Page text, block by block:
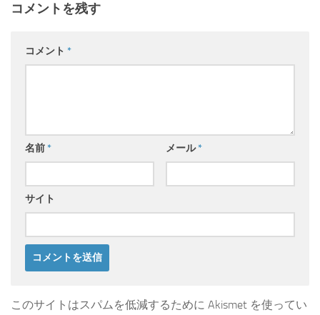
コメントを残す
コメント *
名前* メール*
サイト
このサイトはスパムを低減するために Akismet を使ってい